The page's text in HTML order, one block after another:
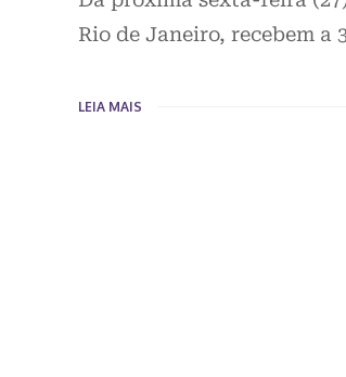
Rio de Janeiro, recebem a
LEIA MAIS